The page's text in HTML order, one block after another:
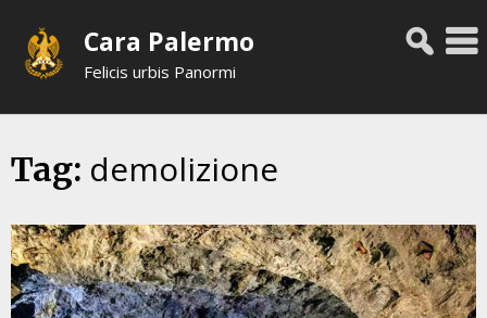
content
Cara Palermo
Felicis urbis Panormi
Tag: demolizione